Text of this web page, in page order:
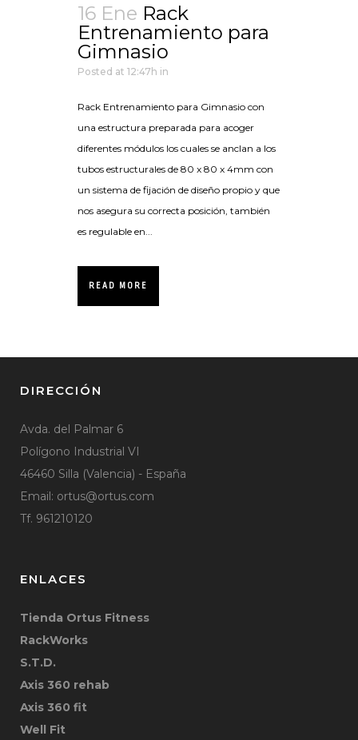
16 Ene Rack
Entrenamiento para
Gimnasio
Posted at 12:47h in
Rack Entrenamiento para Gimnasio con
una estructura preparada para acoger
diferentes módulos los cuales se anclan a los
tubos estructurales de 80 x 80 x 4mm con
un sistema de fijación de diseño propio y que
nos asegura su correcta posición, también
es regulable en...
READ MORE
DIRECCIÓN
Avda. del Palmar 6
Polígono Industrial VI
46460 Silla (Valencia) - España
Email: ortus@ortus.com
Tf. 961210120
ENLACES
Tienda Ortus Fitness
RackWorks
S.T.D.
Axis 360 rehab
Axis 360 fit
Well Fit